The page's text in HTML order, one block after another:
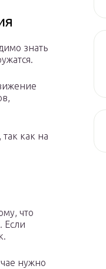
знать
как на
что
Если
нужно